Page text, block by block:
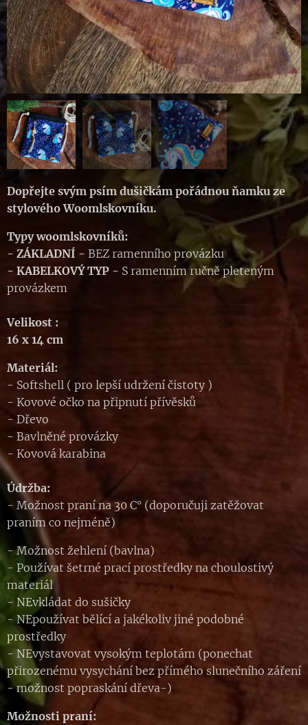
Dopřejte svým psím dušičkám pořádnou ňamku ze
stylového Woomlskovníku.
Typy woomlskovníků:
- ZÁKLADNÍ - BEZ ramenního provázku
- KABELKOVÝ TYP - S ramenním ručně pleteným
provázkem
Velikost :
16 x 14 cm
Materiál:
- Softshell ( pro lepší udržení čistoty )
- Kovové očko na připnutí přívěsků
- Dřevo
- Bavlněné provázky
- Kovová karabina
Údržba:
- Možnost praní na 30 C° (doporučuji zatěžovat
praním co nejméně)
- Možnost žehlení (bavlna)
- Používat šetrné prací prostředky na choulostivý
materiál
- NEvkládat do sušičky
- NEpoužívat bělící a jakékoliv jiné podobné
prostředky
- NEvystavovat vysokým teplotám (ponechat
přirozenému vysychání bez přímého slunečního záření
- možnost popraskání dřeva-)
Možnosti praní: